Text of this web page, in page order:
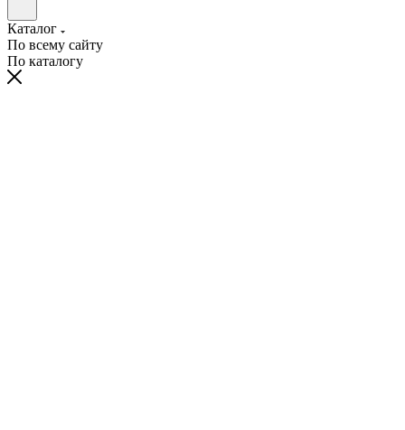
Каталог
По всему сайту
По каталогу